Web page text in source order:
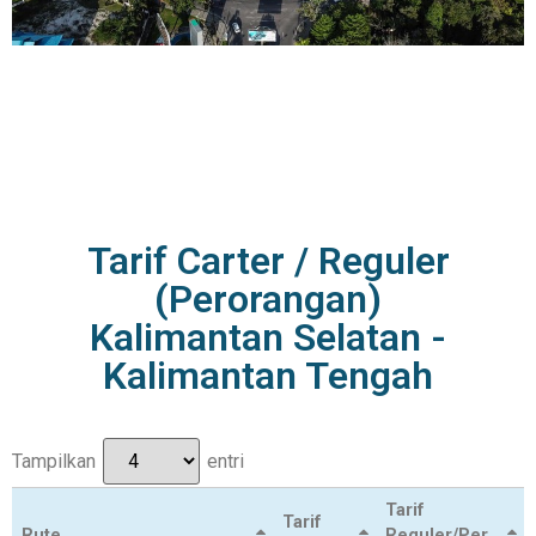
Tarif Carter / Reguler
(Perorangan)
Kalimantan Selatan -
Kalimantan Tengah
Tampilkan entri
Tarif
Tarif